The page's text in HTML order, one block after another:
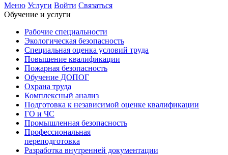
Меню Услуги Войти Связаться
Обучение и услуги
Рабочие специальности
Экологическая безопасность
Специальная оценка условий труда
Повышение квалификации
Пожарная безопасность
Обучение ДОПОГ
Охрана труда
Комплексный анализ
Подготовка к независимой оценке квалификации
ГО и ЧС
Промышленная безопасность
Профессиональная
переподготовка
Разработка внутренней документации